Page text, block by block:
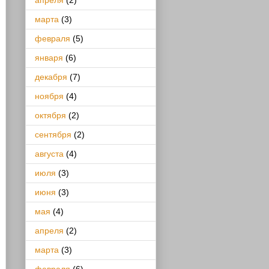
марта (3)
февраля (5)
января (6)
декабря (7)
ноября (4)
октября (2)
сентября (2)
августа (4)
июля (3)
июня (3)
мая (4)
апреля (2)
марта (3)